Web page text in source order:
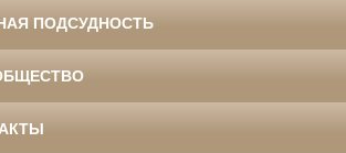
ПОДСУДНОСТЬ